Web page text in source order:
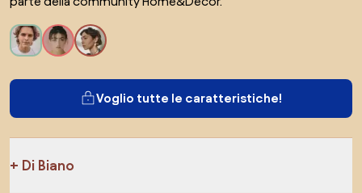
Voglio tutte le caratteristiche!
Di Biano